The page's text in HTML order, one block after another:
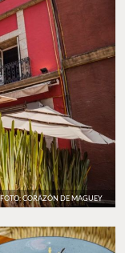
FOTO: CORAZÓN DE MAGUEY